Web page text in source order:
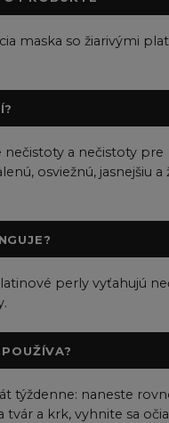
maska so žiarivými
nečistoty a nečistoty pre
osviežnú, jasnejšiu a
perly vyťahujú
týždenne: naneste
tvár a krk, vyhnite sa